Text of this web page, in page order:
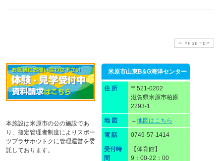
PAGE TOP
米原市山東B&G海洋センター
住 所
〒521-0202
滋賀県米原市柏原
2293-1
地 図 →地図はこちら
電 話 0749-57-1414
受付時
間
【体育館】
9：00-22：00
本施設は米原市の公の施設であ
り、指定管理者制度によりスポー
ツプラザホウトクに管理運営を委
託しております。